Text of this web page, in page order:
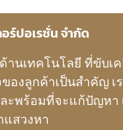
ร์ปอเรชั่น จำกัด
านเทคโนโลยี ที่ขับเ
องลูกค้าเป็นสำคัญ เ
ะพร้อมที่จะแก้ปัญหา
สวงหา